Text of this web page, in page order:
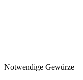
Notwendige Gewürze